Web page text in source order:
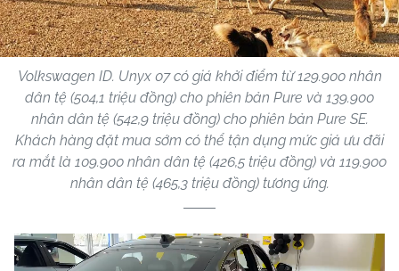
Volkswagen ID. Unyx 07 có giá khởi điểm từ 129.900 nhân
dân tệ (504,1 triệu đồng) cho phiên bản Pure và 139.900
nhân dân tệ (542,9 triệu đồng) cho phiên bản Pure SE.
Khách hàng đặt mua sớm có thể tận dụng mức giá ưu đãi
ra mắt là 109.900 nhân dân tệ (426,5 triệu đồng) và 119.900
nhân dân tệ (465,3 triệu đồng) tương ứng.